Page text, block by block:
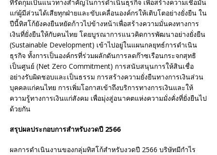
ที่รัดกุมเป็นแนวทางสำคัญในการดำเนินธุรกิจ เพื่อสร้างความเชื่อมั่น
แก่ผู้มีส่วนได้เสียทุกฝ่ายและขับเคลื่อนองค์กรให้เติบโตอย่างยั่งยืน ใน
ปีนี้ทิสโก้ยังคงยืนหยัดก้าวไปข้างหน้าเพื่อสร้างความมั่นคงทางการ
เงินที่ยั่งยืนให้กับคนไทย โดยบูรณาการแนวคิดการพัฒนาอย่างยั่งยืน
(Sustainable Development) เข้าไปอยู่ในแผนกลยุทธ์การดำเนิน
ธุรกิจ ทั้งการเป็นองค์กรที่ร่วมผลักดันการลดก๊าซเรือนกระจกสุทธิ
เป็นศูนย์ (Net Zero Commitment) การสนับสนุนการให้สินเชื่อ
อย่างรับผิดชอบและเป็นธรรม การสร้างความยั่งยืนทางการเงินส่วน
บุคคลแก่คนไทย การเพิ่มโอกาสเข้าถึงบริการทางการเงินและให้
ความรู้ทางการเงินแก่สังคม เพื่อมุ่งสู่อนาคตแห่งความมั่งคั่งที่ยั่งยืนไป
ด้วยกัน
สรุปผลประกอบการสำหรับงวดปี 2566
ผลการดำเนินงานของกลุ่มทิสโก้สำหรับงวดปี 2566 บริษัทมีกำไร